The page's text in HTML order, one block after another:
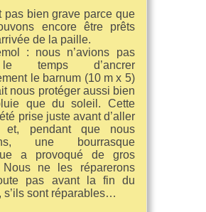
pas bien grave parce que
encore être prêts
de la paille.
: nous n’avions pas
temps d’ancrer
le barnum (10 m x 5)
nous protéger aussi bien
que du soleil. Cette
prise juste avant d’aller
et, pendant que nous
une bourrasque
a provoqué de gros
Nous ne les réparerons
pas avant la fin du
s’ils sont réparables…